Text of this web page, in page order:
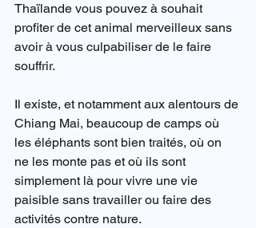
Thaïlande vous pouvez à souhait
profiter de cet animal merveilleux sans
avoir à vous culpabiliser de le faire
souffrir.
Il existe, et notamment aux alentours de
Chiang Mai, beaucoup de camps où
les éléphants sont bien traités, où on
ne les monte pas et où ils sont
simplement là pour vivre une vie
paisible sans travailler ou faire des
activités contre nature.